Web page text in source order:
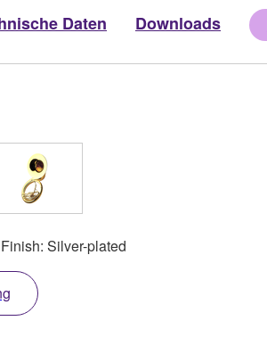
Daten Downloads
Silver-plated